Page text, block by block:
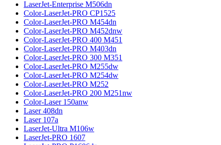
LaserJet-Enterprise M506dn
Color-LaserJet-PRO CP1525
Color-LaserJet-PRO M454dn
Color-LaserJet-PRO M452dnw
Color-LaserJet-PRO 400 M451
Color-LaserJet-PRO M403dn
Color-LaserJet-PRO 300 M351
Color-LaserJet-PRO M255dw
Color-LaserJet-PRO M254dw
Color-LaserJet-PRO M252
Color-LaserJet-PRO 200 M251nw
Color-Laser 150anw
Laser 408dn
Laser 107a
LaserJet-Ultra M106w
LaserJet-PRO 1607